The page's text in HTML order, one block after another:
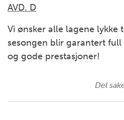
AVD. D
Vi ønsker alle lagene lykke
sesongen blir garantert
og gode prestasjoner!
Del